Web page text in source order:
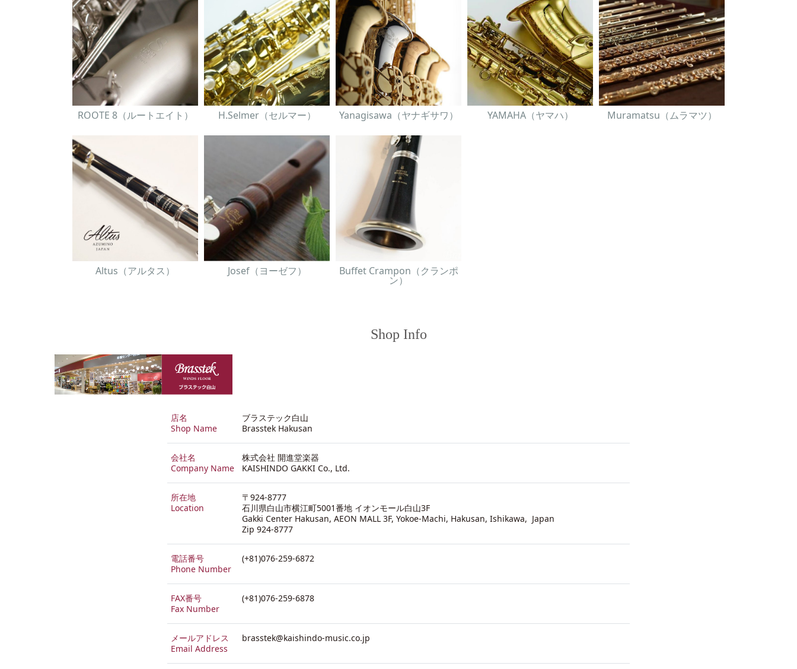
ROOTE 8（ルートエイト） H.Selmer（セルマー） Yanagisawa（ヤナギサワ） YAMAHA（ヤマハ） Muramatsu（ムラマツ）
Altus（アルタス） Josef（ヨーゼフ） Buffet Crampon（クランポ
ン）
Shop Info
店名
Shop Name
ブラステック白山
Brasstek Hakusan
会社名
Company Name
株式会社 開進堂楽器
KAISHINDO GAKKI Co., Ltd.
所在地
Location
〒924-8777
石川県白山市横江町5001番地 イオンモール白山3F
Gakki Center Hakusan, AEON MALL 3F, Yokoe-Machi, Hakusan, Ishikawa, Japan
Zip 924-8777
電話番号
Phone Number
(+81)076-259-6872
FAX番号
Fax Number
(+81)076-259-6878
メールアドレス
Email Address
brasstek@kaishindo-music.co.jp